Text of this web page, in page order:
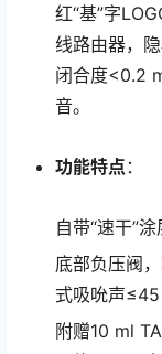
红“基”字
线路由器，
闭合度<0.2
音。
功能特点 ：
自带“速干”
底部负压阀
式吸吮声≤45
附赠10 ml